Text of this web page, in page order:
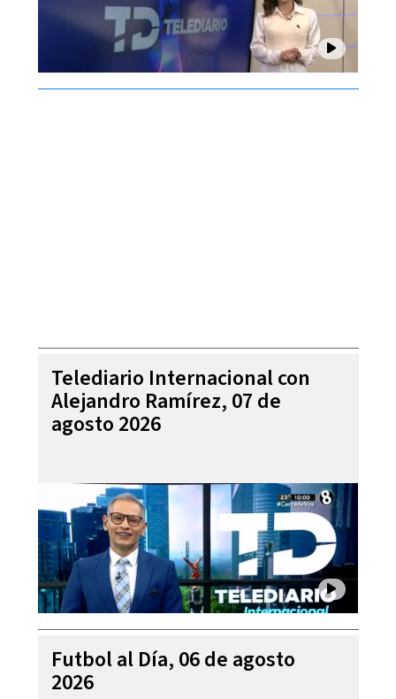
Telediario Internacional con
Alejandro Ramírez, 07 de
agosto 2026
Futbol al Día, 06 de agosto
2026